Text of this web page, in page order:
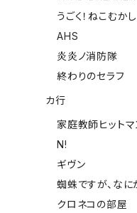
うごく！ねこむか
AHS
炎炎ノ消防隊
終わりのセラフ
カ行
家庭教師ヒット
N!
ギヴン
蜘蛛ですが、なに
クロネコの部屋